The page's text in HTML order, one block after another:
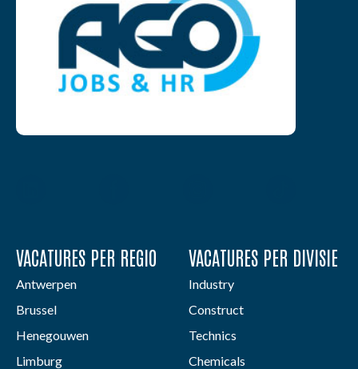
VACATURES PER REGIO
Antwerpen
Brussel
Henegouwen
Limburg
VACATURES PER DIVISIE
Industry
Construct
Technics
Chemicals